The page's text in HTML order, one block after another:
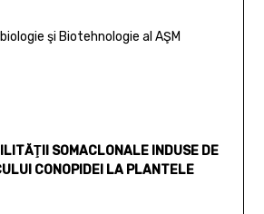
şi Biotehnologie al AŞM
SOMACLONALE INDUSE DE
CONOPIDEI LA PLANTELE